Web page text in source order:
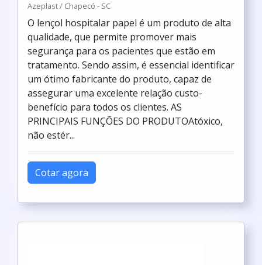
Azeplast / Chapecó - SC
O lençol hospitalar papel é um produto de alta
qualidade, que permite promover mais
segurança para os pacientes que estão em
tratamento. Sendo assim, é essencial identificar
um ótimo fabricante do produto, capaz de
assegurar uma excelente relação custo-
benefício para todos os clientes. AS
PRINCIPAIS FUNÇÕES DO PRODUTOAtóxico,
não estér...
Cotar agora